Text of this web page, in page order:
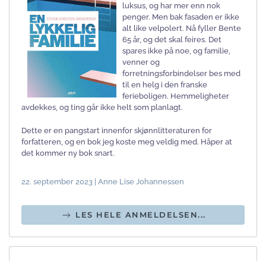
luksus, og har mer enn nok
penger. Men bak fasaden er ikke
alt like velpolert. Nå fyller Bente
65 år, og det skal feires. Det
spares ikke på noe, og familie,
venner og
forretningsforbindelser bes med
til en helg i den franske
ferieboligen. Hemmeligheter
avdekkes, og ting går ikke helt som planlagt.
Dette er en pangstart innenfor skjønnlitteraturen for
forfatteren, og en bok jeg koste meg veldig med. Håper at
det kommer ny bok snart.
22. september 2023 | Anne Lise Johannessen
LES HELE ANMELDELSEN...